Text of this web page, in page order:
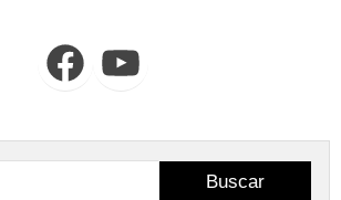
FacebookYouTube
Buscar